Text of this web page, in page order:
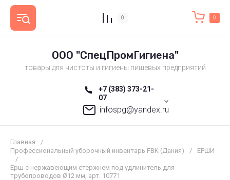
0 0
ООО "СпецПромГигиена"
товары для чистоты и гигиены пищевых предприятий
+7 (383) 373-21-
07
infospg@yandex.ru
Главная
/
Профессиональный уборочный инвентарь FBK (Дания)
/
ЕРШИ
/
Ерш с нержавеющим стержнем под удлинитель для
трубопроводов Ø12 мм, арт. 10771